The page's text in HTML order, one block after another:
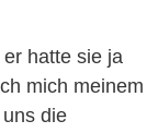
hatte sie ja
mich meinem
die